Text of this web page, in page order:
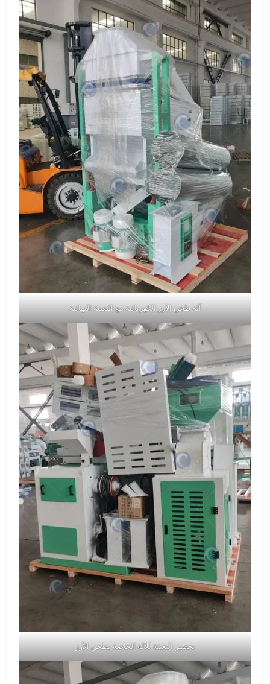
آلة طحن الأرز الكهربائية مع التعبئة النهائية
تحضير التعبئة للآلة الخاصة بطحن الأرز